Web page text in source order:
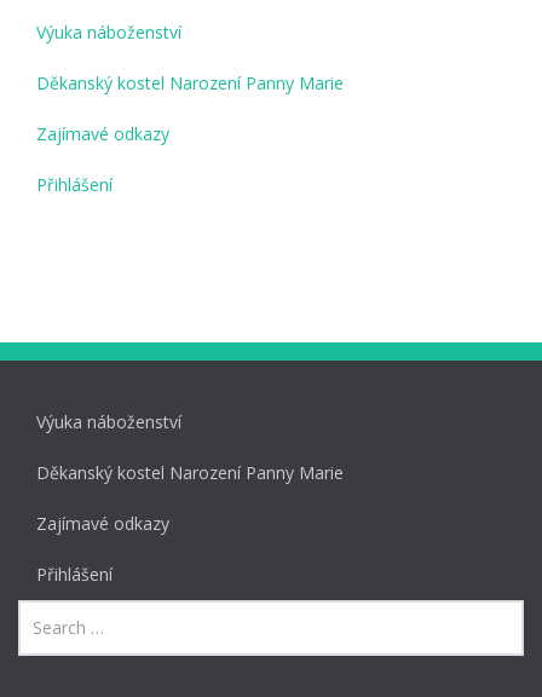
Výuka náboženství
Děkanský kostel Narození Panny Marie
Zajímavé odkazy
Přihlášení
Výuka náboženství
Děkanský kostel Narození Panny Marie
Zajímavé odkazy
Přihlášení